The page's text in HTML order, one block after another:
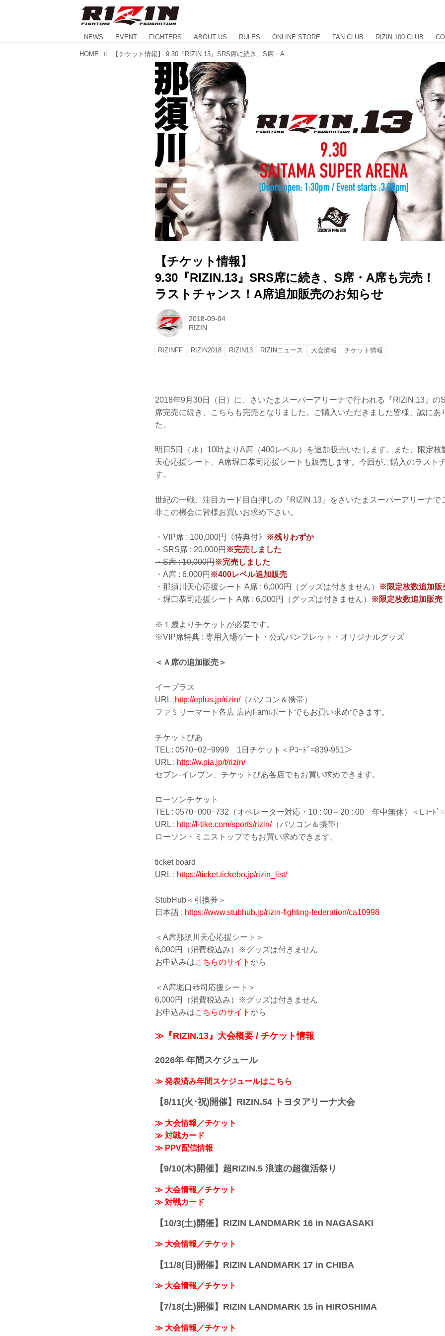
NEWS EVENT FIGHTERS ABOUT US RULES ONLINE STORE FAN CLUB RIZIN 100 CLUB
HOME
【チケット情報】
9.30『RIZIN.13』SRS席に続き、S席・A席も完売！
ラストチャンス！A席追加販売のお知らせ
2018-09-04
RIZIN
RIZINFF RIZIN2018 RIZIN13 RIZINニュース 大会情報 チケット情報
2018年9月30日（日）に、さいたまスーパーアリーナで行われる『RIZIN.13』の
席完売に続き、こちらも完売となりました。ご購入いただきました皆様、誠にあ
た。
明日5日（水）10時よりA席（400レベル）を追加販売いたします。また、限定枚
天心応援シート、A席堀口恭司応援シートも販売します。今回がご購入のラスト
す。
世紀の一戦、注目カード目白押しの『RIZIN.13』をさいたまスーパーアリーナで
非この機会に皆様お買いお求め下さい。
・VIP席 : 100,000円《特典付》
※残りわずか
・SRS席 : 20,000円※完売しました
・S席 : 10,000円※完売しました
・A席 : 6,000円 ※400レベル追加販売
・那須川天心応援シート A席 : 6,000円（グッズは付きません）
※限定枚数追加販
・堀口恭司応援シート A席 : 6,000円（グッズは付きません）
※限定枚数追加販売
※１歳よりチケットが必要です。
※VIP席特典 : 専用入場ゲート・公式パンフレット・オリジナルグッズ
＜Ａ席の追加販売＞
イープラス
URL :http://eplus.jp/rizin/（パソコン＆携帯）
ファミリーマート各店 店内Famiポートでもお買い求めできます。
チケットぴあ
TEL : 0570−02−9999 1日チケット＜Pｺｰﾄﾞ=839-951＞
URL : http://w.pia.jp/t/rizin/
セブン-イレブン、チケットぴあ各店でもお買い求めできます。
ローソンチケット
TEL : 0570−000−732（オペレーター対応・10 : 00～20 : 00 年中無休）＜Lｺｰﾄﾞ
URL : http://l-tike.com/sports/rizin/ （パソコン＆携帯）
ローソン・ミニストップでもお買い求めできます。
ticket board
URL : https://ticket.tickebo.jp/rizin_list/
StubHub＜引換券＞
日本語 : https://www.stubhub.jp/rizin-fighting-federation/ca10998
＜A席那須川天心応援シート＞
6,000円（消費税込み）※グッズは付きません
お申込みはこちらのサイト から
＜A席堀口恭司応援シート＞
6,000円（消費税込み）※グッズは付きません
お申込みはこちらのサイト から
≫『RIZIN.13』大会概要 / チケット情報
2026年 年間スケジュール
≫ 発表済み年間スケジュールはこちら
【8/11(火･祝)開催】RIZIN.54 トヨタアリーナ大会
≫ 大会情報／チケット
≫ 対戦カード
≫ PPV配信情報
【9/10(木)開催】超RIZIN.5 浪速の超復活祭り
≫ 大会情報／チケット
≫ 対戦カード
【10/3(土)開催】RIZIN LANDMARK 16 in NAGASAKI
≫ 大会情報／チケット
【11/8(日)開催】RIZIN LANDMARK 17 in CHIBA
≫ 大会情報／チケット
【7/18(土)開催】RIZIN LANDMARK 15 in HIROSHIMA
≫ 大会情報／チケット